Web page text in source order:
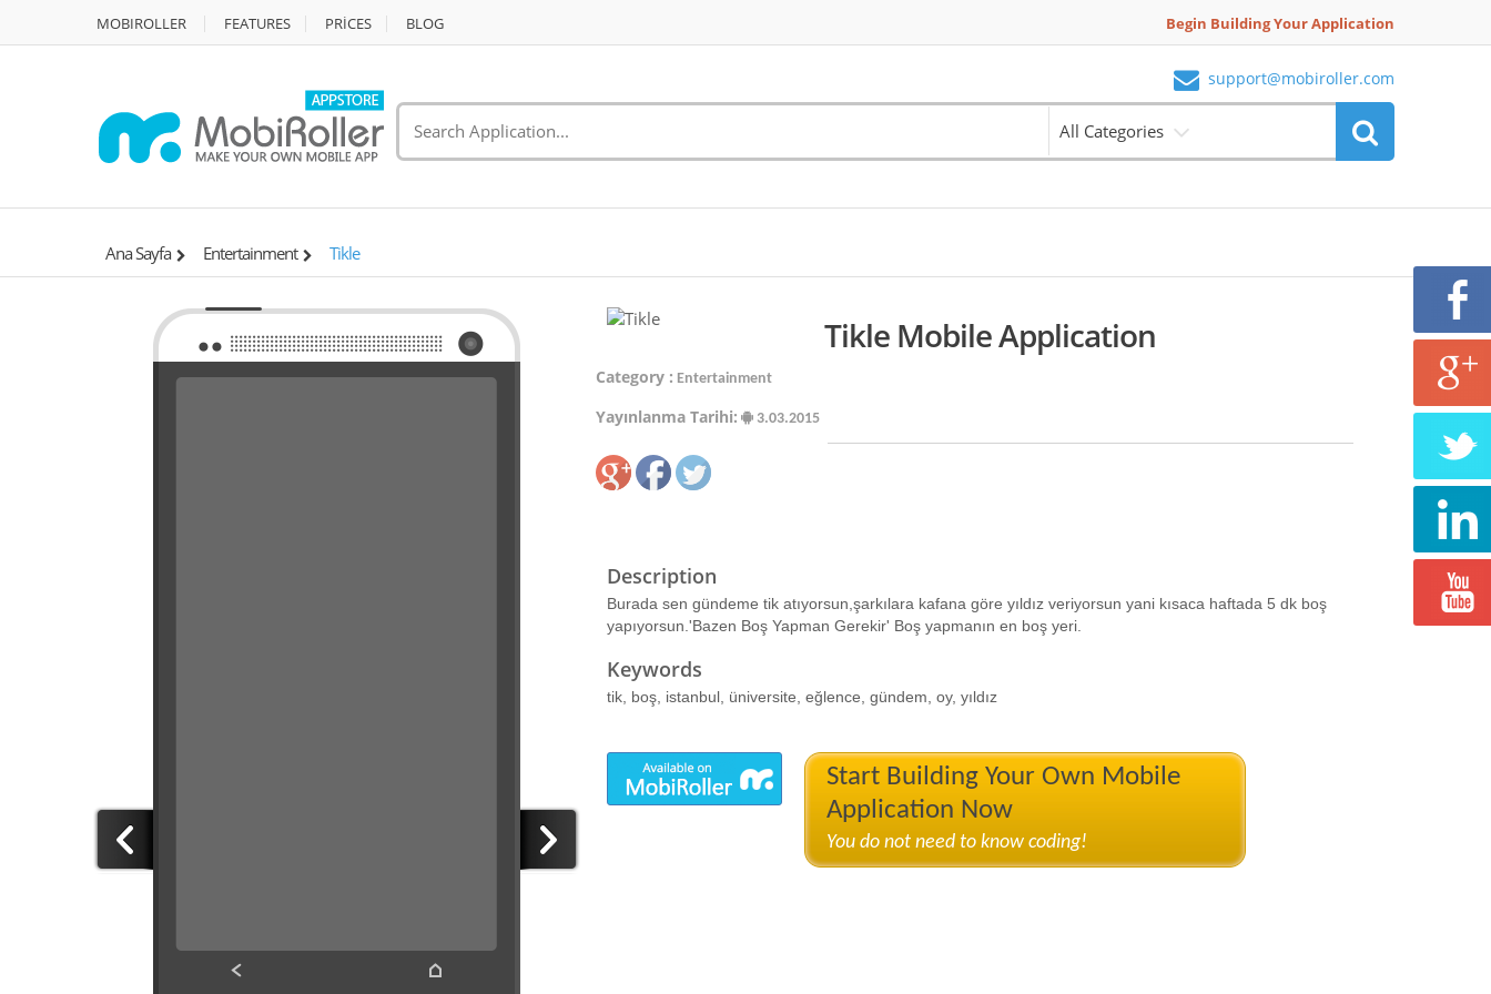
MOBIROLLER FEATURES PRİCES BLOG Begin Building Your Application
support@mobiroller.com
All Categories
Ana Sayfa Entertainment Tikle
Tikle Mobile Application
Category : Entertainment
Yayınlanma Tarihi: 3.03.2015
Description
Burada sen gündeme tik atıyorsun,şarkılara kafana göre yıldız veriyorsun yani kısaca haftada 5 dk boş
yapıyorsun.'Bazen Boş Yapman Gerekir' Boş yapmanın en boş yeri.
Keywords
tik, boş, istanbul, üniversite, eğlence, gündem, oy, yıldız
Start Building Your Own Mobile
Application Now
You do not need to know coding!